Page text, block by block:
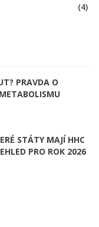
(4)
PRAVDA O
STÁTY MAJÍ HHC
PRO ROK 2026